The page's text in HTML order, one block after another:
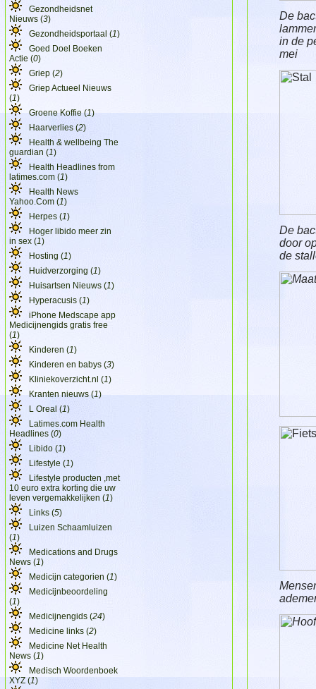
Gezondheidsnet
Nieuws (3)
Gezondheidsportaal (1)
Goed Doel Boeken
Actie (0)
Griep (2)
Griep Actueel Nieuws
(1)
Groene Koffie (1)
Haarverlies (2)
Health & wellbeing The
guardian (1)
Health Headlines from
latimes.com (1)
Health News
Yahoo.Com (1)
Herpes (1)
Hoger libido meer zin
in sex (1)
Hosting (1)
Huidverzorging (1)
Huisartsen Nieuws (1)
Hyperacusis (1)
iPhone Medscape app
Medicijnengids gratis free
(1)
Kinderen (1)
Kinderen en babys (3)
Kliniekoverzicht.nl (1)
Kranten nieuws (1)
L Oreal (1)
Latimes.com Health
Headlines (0)
Libido (1)
Lifestyle (1)
Lifestyle producten ,met
10 euro extra korting die uw
leven vergemakkelijken (1)
Links (5)
Luizen Schaamluizen
(1)
Medications and Drugs
News (1)
Medicijn categorien (1)
Medicijnbeoordeling
(1)
Medicijnengids (24)
Medicine links (2)
Medicine Net Health
News (1)
Medisch Woordenboek
XYZ (1)
De
in de
mei
De
door
de